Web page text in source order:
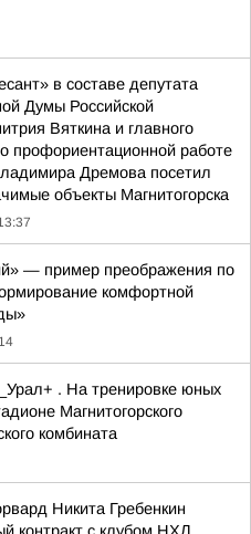
в составе депутата
Думы Российской
Вяткина и главного
профориентационной работе
Дремова посетил
объекты Магнитогорска
— пример преображения по
комфортной
. На тренировке юных
Магнитогорского
комбината
Никита Гребенкин